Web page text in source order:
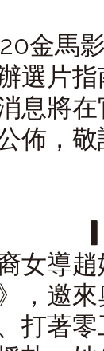
金馬
選片
息將
佈，
女導
，邀
打著